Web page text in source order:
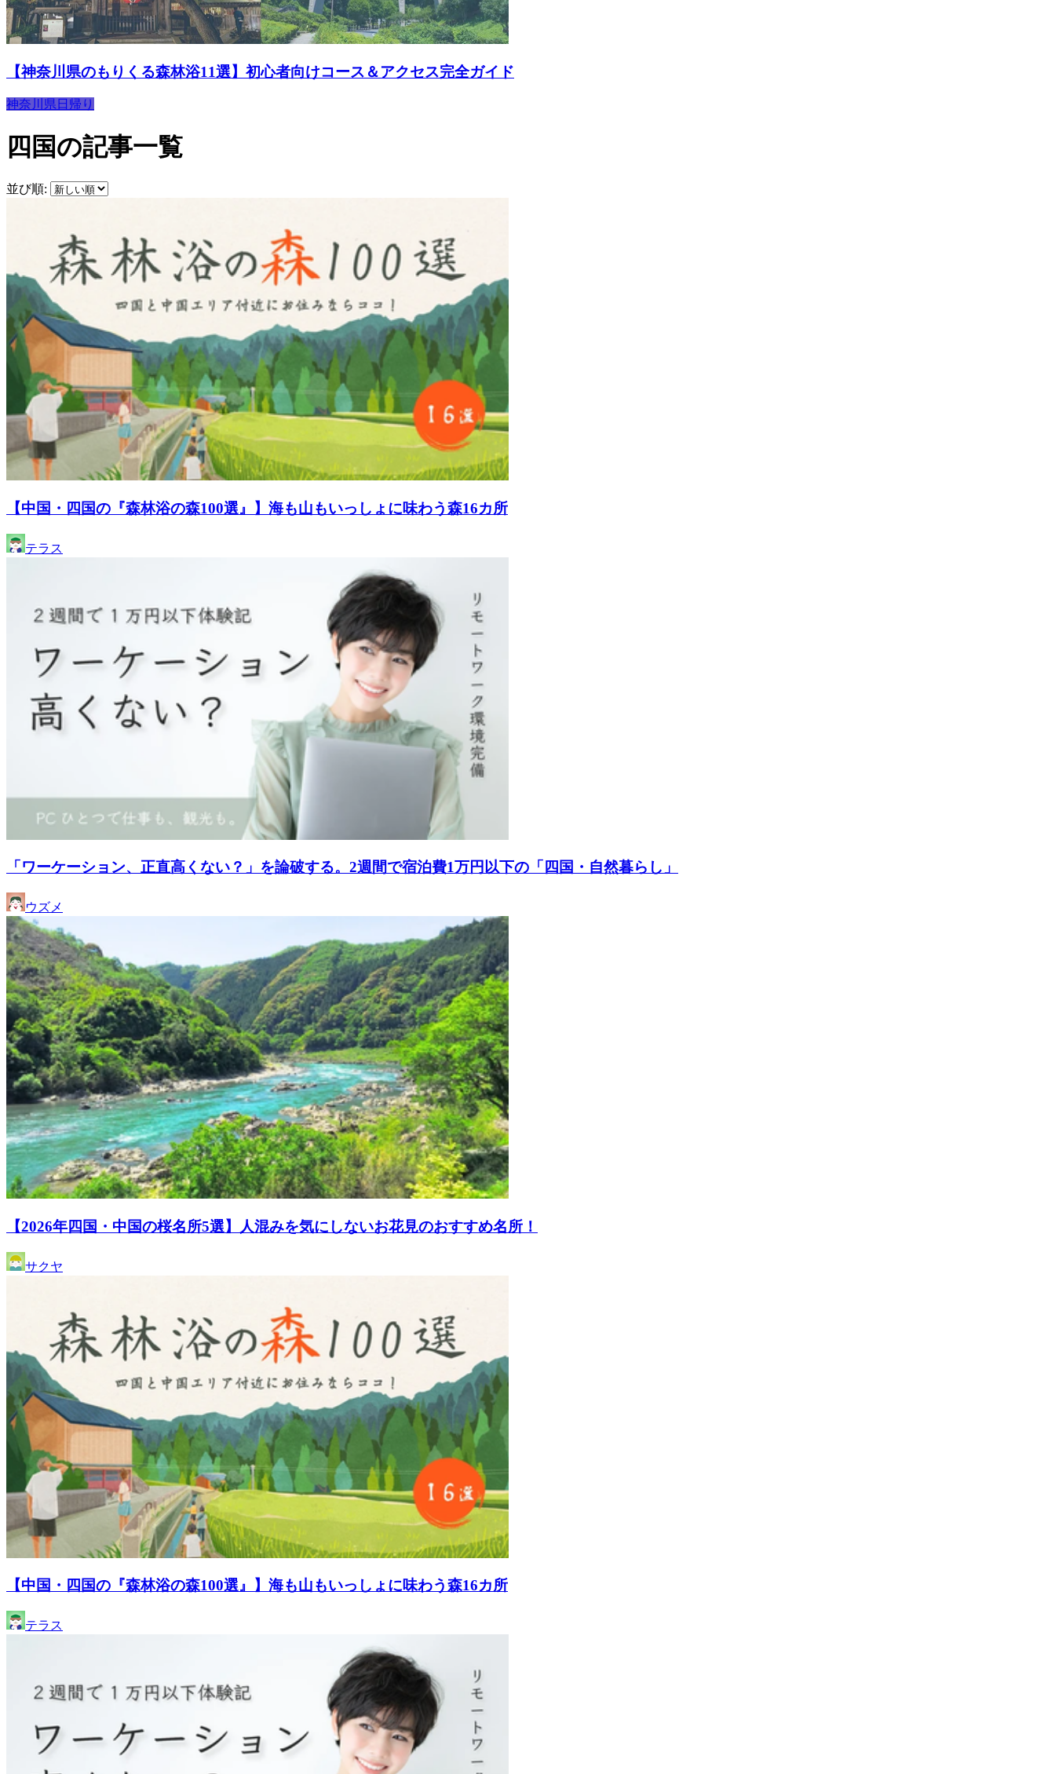
【神奈川県のもりくる森林浴11選】初心者向けコース＆アクセス完全ガイド
神奈川県 日帰り
四国の記事一覧
並び順:
【中国・四国の『森林浴の森100選』】海も山もいっしょに味わう森16カ所
テラス
「ワーケーション、正直高くない？」を論破する。2週間で宿泊費1万円以下の「四国・自然暮らし」
ウズメ
【2026年四国・中国の桜名所5選】人混みを気にしないお花見のおすすめ名所！
サクヤ
【中国・四国の『森林浴の森100選』】海も山もいっしょに味わう森16カ所
テラス